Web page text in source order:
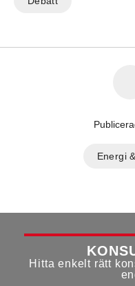
Energi
Hitta enkelt rätt